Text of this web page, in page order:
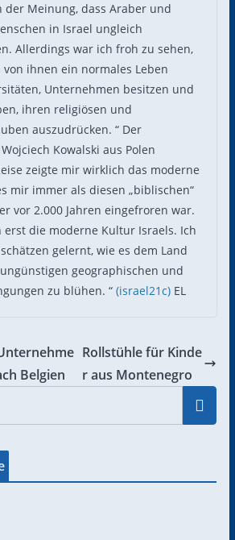
der Meinung, dass Araber und
in Israel ungleich
Allerdings war ich froh zu sehen,
ihnen ein normales Leben
Unternehmen besitzen und
ihren religiösen und
auszudrücken. “ Der
Kowalski aus Polen
zeigte mir wirklich das moderne
mir immer als diesen „biblischen“
vor 2.000 Jahren eingefroren war.
erst die moderne Kultur Israels. Ich
gelernt, wie es dem Land
geographischen und
zu blühen. “ (israel21c) EL
Belgien
Rollstühle für Kinde
r aus Montenegro